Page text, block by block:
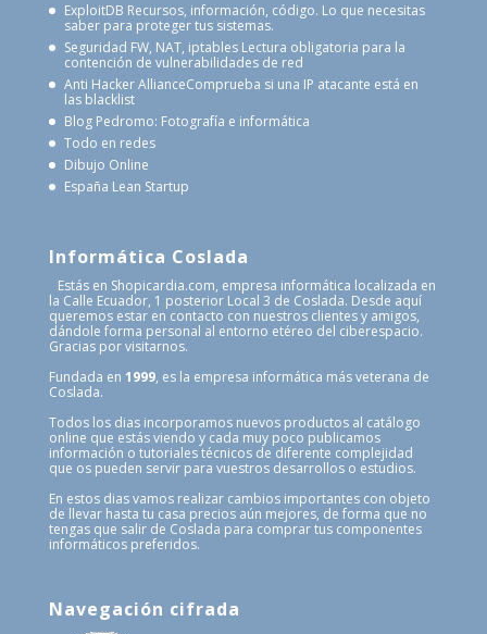
ExploitDB Recursos, información, código. Lo que necesitas
saber para proteger tus sistemas.
Seguridad FW, NAT, iptablesLectura obligatoria para la
contención de vulnerabilidades de red
Anti Hacker AllianceComprueba si una IP atacante está en
las blacklist
Blog Pedromo: Fotografía e informática
Todo en redes
Dibujo Online
España Lean Startup
Informática Coslada
Estás en Shopicardia.com, empresa informática localizada en
la Calle Ecuador, 1 posterior Local 3 de Coslada. Desde aquí
queremos estar en contacto con nuestros clientes y amigos,
dándole forma personal al entorno etéreo del ciberespacio.
Gracias por visitarnos.
Fundada en 1999, es la empresa informática más veterana de
Coslada.
Todos los dias incorporamos nuevos productos al catálogo
online que estás viendo y cada muy poco publicamos
información o tutoriales técnicos de diferente complejidad
que os pueden servir para vuestros desarrollos o estudios.
En estos dias vamos realizar cambios importantes con objeto
de llevar hasta tu casa precios aún mejores, de forma que no
tengas que salir de Coslada para comprar tus componentes
informáticos preferidos.
Navegación cifrada